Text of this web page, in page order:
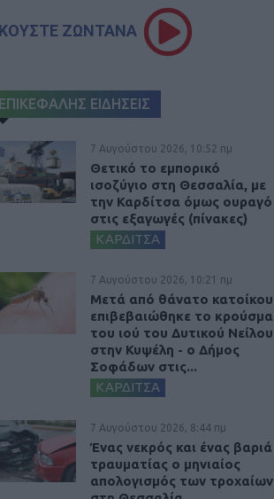
ΖΩΝΤΑΝΑ
ΕΠΙΚΕΦΑΛΗΣ ΕΙΔΗΣΕΙΣ
7 Αυγούστου 2026, 10:52 πμ
Θετικό το εμπορικό
ισοζύγιο στη Θεσσαλία, με
την Καρδίτσα όμως ουραγό
στις εξαγωγές (πίνακες)
ΚΑΡΔΙΤΣΑ
7 Αυγούστου 2026, 10:21 πμ
Μετά από θάνατο κατοίκου
επιβεβαιώθηκε το κρούσμα
του ιού του Δυτικού Νείλου
στην Κυψέλη - ο Δήμος
Σοφάδων στις...
ΚΑΡΔΙΤΣΑ
7 Αυγούστου 2026, 8:44 πμ
Ένας νεκρός και ένας βαριά
τραυματίας ο μηνιαίος
απολογισμός των τροχαίων